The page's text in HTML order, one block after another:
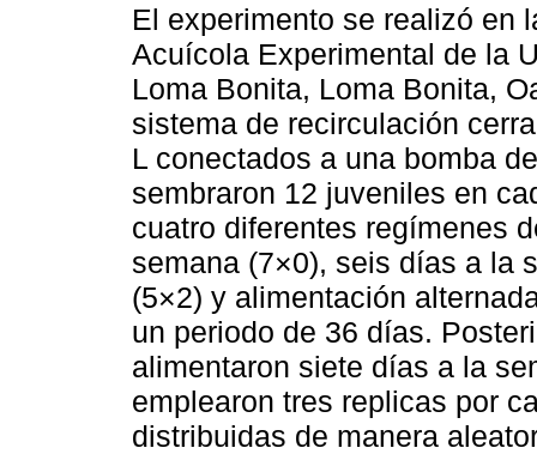
El experimento se realizó en
Acuícola Experimental de la
Loma Bonita, Loma Bonita,
sistema de recirculación
L conectados a una bomba
sembraron 12 juveniles en
cuatro diferentes regímenes
semana (7×0), seis días a la
(5×2) y alimentación
un periodo de 36 días.
alimentaron siete días a la
emplearon tres replicas por
distribuidas de manera